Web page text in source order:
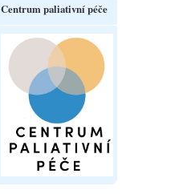
Centrum paliativní péče